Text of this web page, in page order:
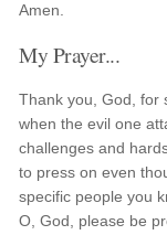
Amen.
My Prayer...
Thank you, God, for
when the evil one
challenges and
to press on even
specific people you
O, God, please be